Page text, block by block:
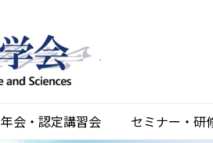
年会・認定講習会 セミナー・研